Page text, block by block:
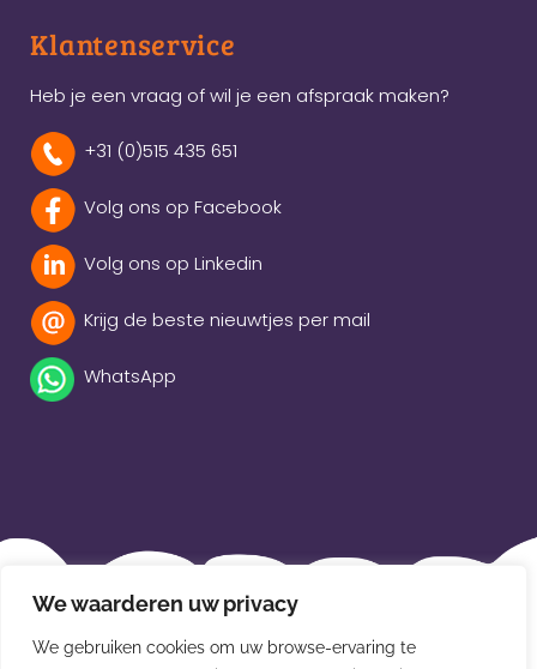
We waarderen uw privacy
We gebruiken cookies om uw browse-ervaring te
Klantenservice
Heb je een vraag of wil je een afspraak maken?
+31 (0)515 435 651
Volg ons op Facebook
Volg ons op Linkedin
Krijg de beste nieuwtjes per mail
WhatsApp
Beleidsverklaring
Privacybeleid